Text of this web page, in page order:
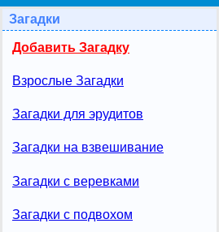
Загадки
Добавить Загадку
Взрослые Загадки
Загадки для эрудитов
Загадки на взвешивание
Загадки с веревками
Загадки с подвохом